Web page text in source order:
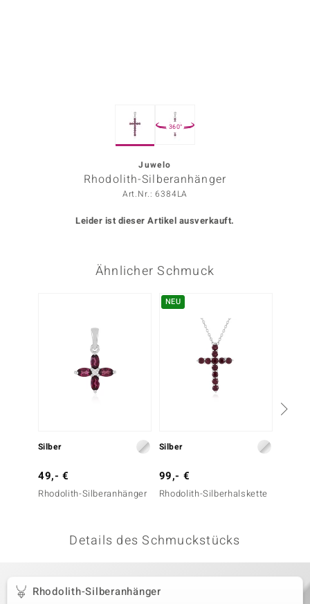
BY DE MELO
360°
Juwelo
Rhodolith-Silberanhänger
Art.Nr.: 6384LA
Leider ist dieser Artikel ausverkauft.
Ähnlicher Schmuck
Silber
49,- €
Rhodolith-Silberanhänger
NEU
Silber
99,- €
Rhodolith-Silberhalskette
Details des Schmuckstücks
Rhodolith-Silberanhänger